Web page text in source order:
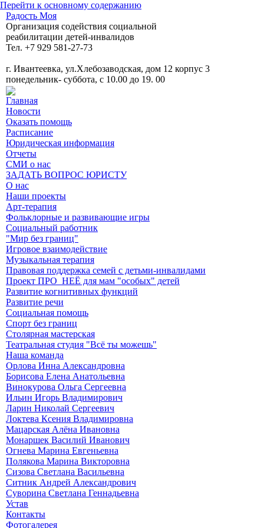
Перейти к основному содержанию
Радость Моя
Организация содействия социальной
реабилитации детей-инвалидов
Тел. +7 929 581-27-73
г. Ивантеевка, ул.Хлебозаводская, дом 12 корпус 3
понедельник- суббота, с 10.00 до 19. 00
Главная
Новости
Оказать помощь
Расписание
Юридическая информация
Отчеты
СМИ о нас
ЗАДАТЬ ВОПРОС ЮРИСТУ
О нас
Наши проекты
Арт-терапия
Фольклорные и развивающие игры
Социальный работник
"Мир без границ"
Игровое взаимодействие
Музыкальная терапия
Правовая поддержка семей с детьми-инвалидами
Проект ПРО_НЕЁ для мам "особых" детей
Развитие когнитивных функций
Развитие речи
Социальная помощь
Спорт без границ
Столярная мастерская
Театральная студия "Всё ты можешь"
Наша команда
Орлова Инна Александровна
Борисова Елена Анатольевна
Винокурова Ольга Сергеевна
Ильин Игорь Владимирович
Ларин Николай Сергеевич
Локтева Ксения Владимировна
Мацарская Алёна Ивановна
Монаршек Василий Иванович
Огнева Марина Евгеньевна
Полякова Марина Викторовна
Сизова Светлана Васильевна
Ситник Андрей Александрович
Суворина Светлана Геннадьевна
Устав
Контакты
Фотогалерея